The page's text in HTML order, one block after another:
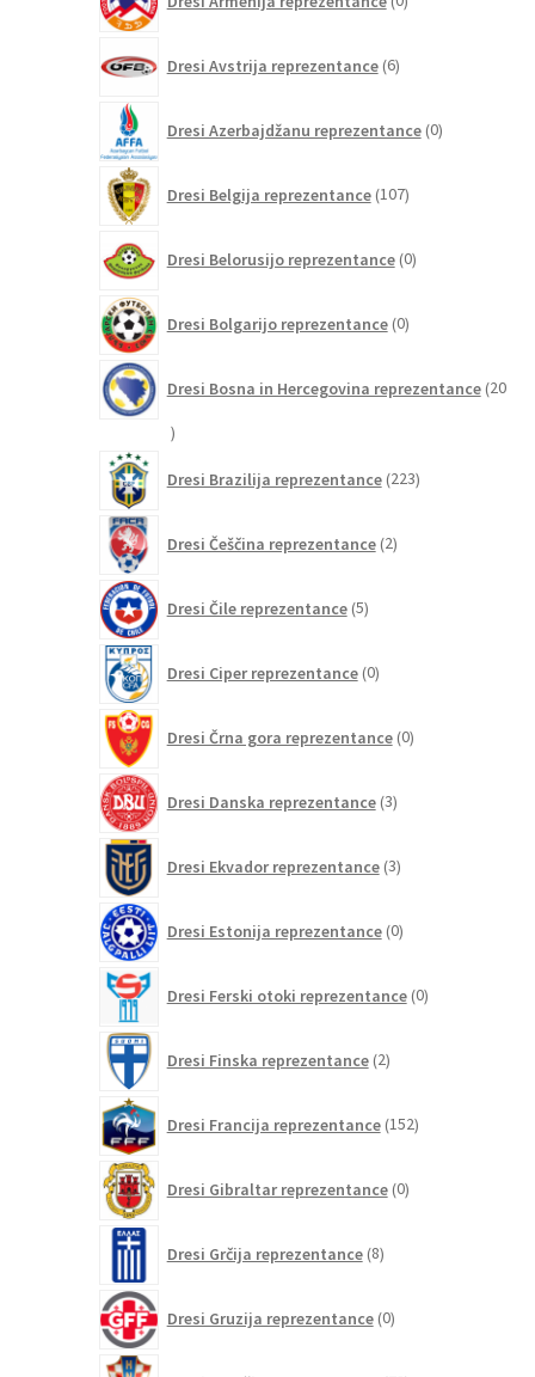
izdelkov
Dresi Avstrija reprezentance 6izdelkov
Dresi Azerbajdžanu reprezentance 0izdelkov
Dresi Belgija reprezentance 107izdelkov
Dresi Belorusijo reprezentance 0izdelkov
Dresi Bolgarijo reprezentance 0izdelkov
Dresi Bosna in Hercegovina reprezentance 20
20
Dresi Brazilija reprezentance 223izdelkov
Dresi Češčina reprezentance 2izdelka
Dresi Čile reprezentance 5izdelkov
Dresi Ciper reprezentance 0izdelkov
Dresi Črna gora reprezentance 0izdelkov
Dresi Danska reprezentance 3izdelki
Dresi Ekvador reprezentance 3izdelki
Dresi Estonija reprezentance 0izdelkov
Dresi Ferski otoki reprezentance 0izdelkov
Dresi Finska reprezentance 2izdelka
Dresi Francija reprezentance 152izdelkov
Dresi Gibraltar reprezentance 0izdelkov
Dresi Grčija reprezentance 8izdelkov
Dresi Gruzija reprezentance 0izdelkov